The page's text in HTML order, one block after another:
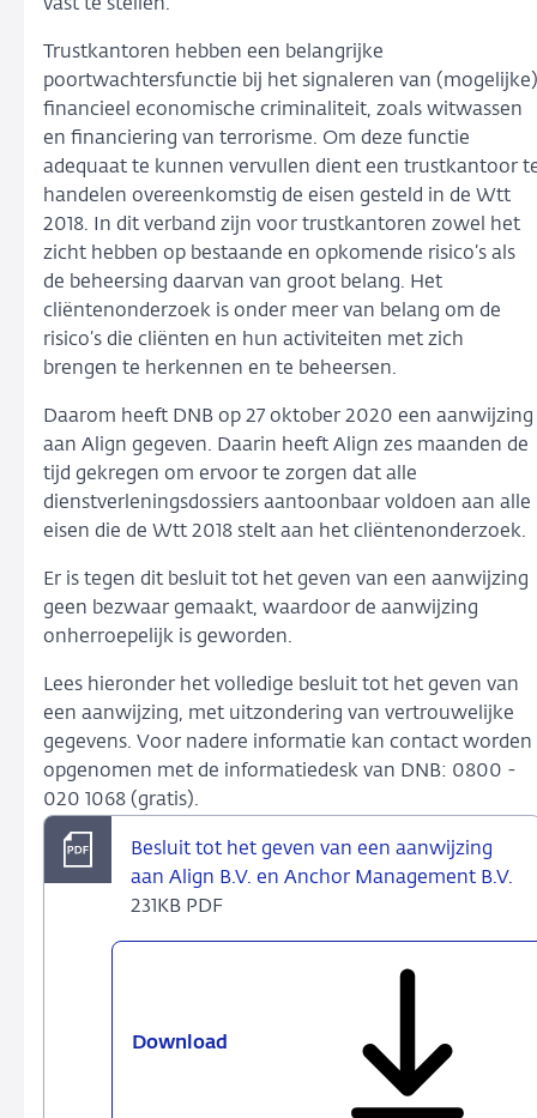
vast te stellen.
Trustkantoren hebben een belangrijke
poortwachtersfunctie bij het signaleren van (mogelijke)
financieel economische criminaliteit, zoals witwassen
en financiering van terrorisme. Om deze functie
adequaat te kunnen vervullen dient een trustkantoor
handelen overeenkomstig de eisen gesteld in de Wtt
2018. In dit verband zijn voor trustkantoren zowel het
zicht hebben op bestaande en opkomende risico’s als
de beheersing daarvan van groot belang. Het
cliëntenonderzoek is onder meer van belang om de
risico’s die cliënten en hun activiteiten met zich
brengen te herkennen en te beheersen.
Daarom heeft DNB op 27 oktober 2020 een aanwijzing
aan Align gegeven. Daarin heeft Align zes maanden de
tijd gekregen om ervoor te zorgen dat alle
dienstverleningsdossiers aantoonbaar voldoen aan alle
eisen die de Wtt 2018 stelt aan het cliëntenonderzoek.
Er is tegen dit besluit tot het geven van een aanwijzing
geen bezwaar gemaakt, waardoor de aanwijzing
onherroepelijk is geworden.
Lees hieronder het volledige besluit tot het geven van
een aanwijzing, met uitzondering van vertrouwelijke
gegevens. Voor nadere informatie kan contact worden
opgenomen met de informatiedesk van DNB: 0800 -
020 1068 (gratis).
Besluit tot het geven van een aanwijzing
aan Align B.V. en Anchor Management B.V.
231KB PDF
Download